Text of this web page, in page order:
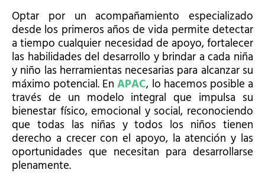
Optar por un acompañamiento especializado
desde los primeros años de vida permite detectar
a tiempo cualquier necesidad de apoyo, fortalecer
las habilidades del desarrollo y brindar a cada niña
y niño las herramientas necesarias para alcanzar su
máximo potencial. EnAPAC, lo hacemos posible a
través de un modelo integral que impulsa su
bienestar físico, emocional y social, reconociendo
que todas las niñas y todos los niños tienen
derecho a crecer con el apoyo, la atención y las
oportunidades que necesitan para desarrollarse
plenamente.